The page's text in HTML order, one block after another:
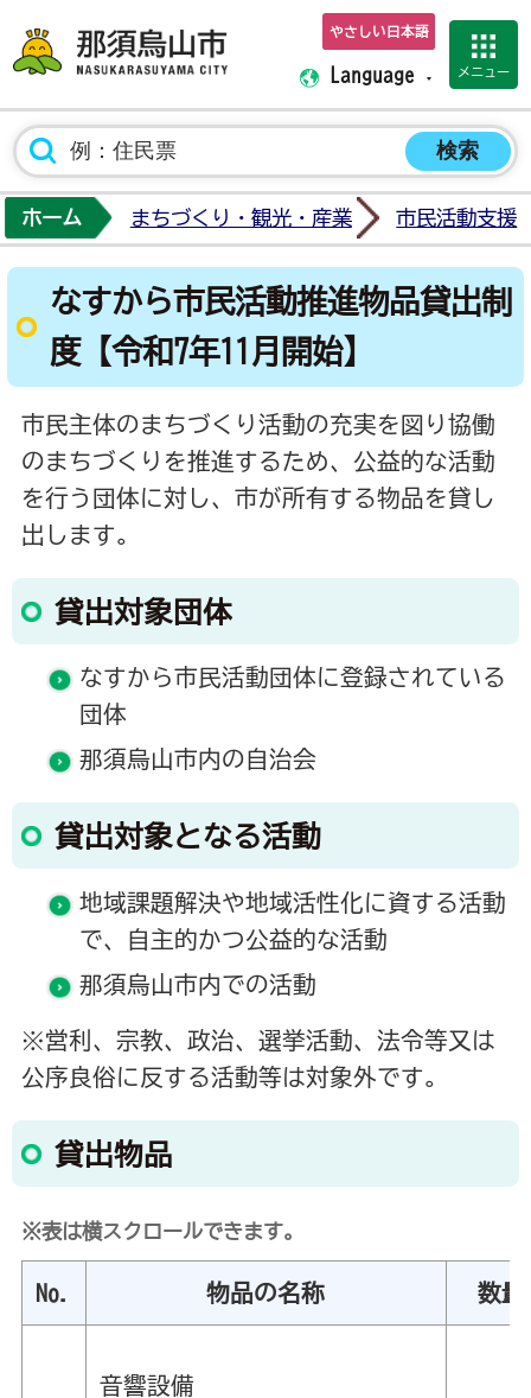
那須烏山市ホーム
やさしい日本語
Language メニュー
ホーム まちづくり・観光・産業 市民活動支援
なすから市民活動推進物品貸出制
度【令和7年11月開始】
市民主体のまちづくり活動の充実を図り協働
のまちづくりを推進するため、公益的な活動
を行う団体に対し、市が所有する物品を貸し
出します。
貸出対象団体
なすから市民活動団体に登録されている
団体
那須烏山市内の自治会
貸出対象となる活動
地域課題解決や地域活性化に資する活動
で、自主的かつ公益的な活動
那須烏山市内での活動
※営利、宗教、政治、選挙活動、法令等又は
公序良俗に反する活動等は対象外です。
貸出物品
※表は横スクロールできます。
No. 物品の名称 数量
音響設備